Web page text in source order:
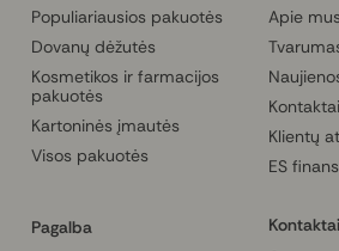
Populiariausios pakuotės
Dovanų dėžutės
Kosmetikos ir farmacijos
pakuotės
Kartoninės įmautės
Visos pakuotės
Apie mus
Kontaktai
Klientų
ES
Pagalba
Kontaktai